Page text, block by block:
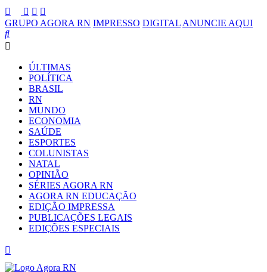
GRUPO AGORA RN IMPRESSO DIGITAL ANUNCIE AQUI
ÚLTIMAS
POLÍTICA
BRASIL
RN
MUNDO
ECONOMIA
SAÚDE
ESPORTES
COLUNISTAS
NATAL
OPINIÃO
SÉRIES AGORA RN
AGORA RN EDUCAÇÃO
EDIÇÃO IMPRESSA
PUBLICAÇÕES LEGAIS
EDIÇÕES ESPECIAIS